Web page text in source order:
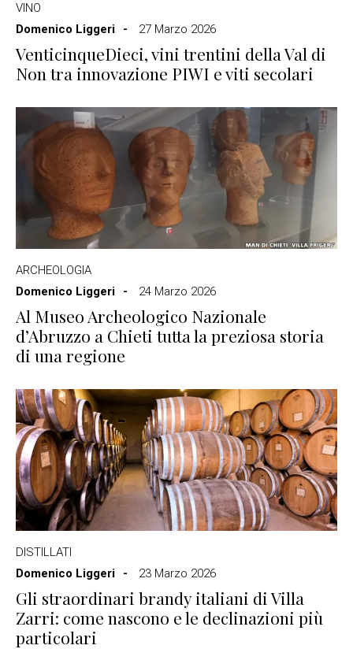
VINO
Domenico Liggeri
27 Marzo 2026
VenticinqueDieci, vini trentini della Val di
Non tra innovazione PIWI e viti secolari
ARCHEOLOGIA
Domenico Liggeri
24 Marzo 2026
Al Museo Archeologico Nazionale
d’Abruzzo a Chieti tutta la preziosa storia
di una regione
DISTILLATI
Domenico Liggeri
23 Marzo 2026
Gli straordinari brandy italiani di Villa
Zarri: come nascono e le declinazioni più
particolari